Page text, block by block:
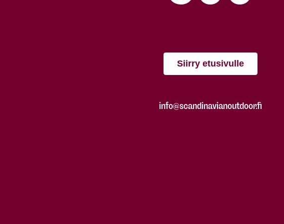
Siirry etusivulle
info@scandinavianoutdoor.fi